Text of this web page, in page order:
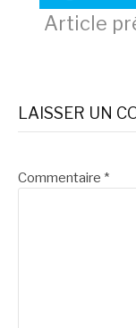
Lire
la
suite
Article
LAISSER UN
Commentaire *